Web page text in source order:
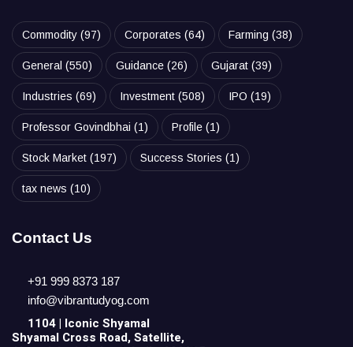
Commodity (97) Corporates (64) Farming (38)
General (550) Guidance (26) Gujarat (39)
Industries (69) Investment (508) IPO (19)
Professor Govindbhai (1) Profile (1)
Stock Market (197) Success Stories (1)
tax news (10)
Contact Us
+91 999 8373 187
info@vibrantudyog.com
1104 | Iconic Shyamal
Shyamal Cross Road, Satellite,